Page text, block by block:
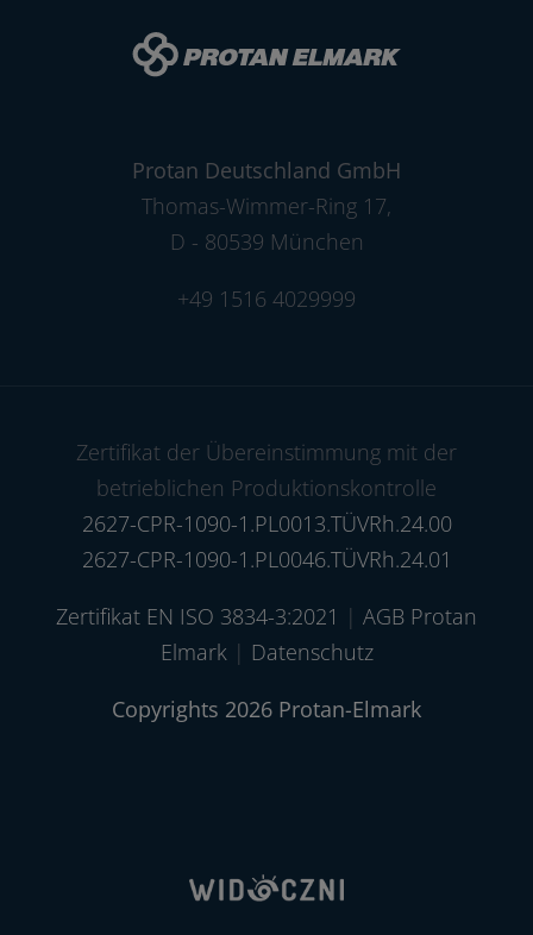
Protan Deutschland GmbH
Thomas-Wimmer-Ring 17,
D - 80539 München
+49 1516 4029999
Zertifikat der Übereinstimmung mit der
betrieblichen Produktionskontrolle
2627-CPR-1090-1.PL0013.TÜVRh.24.00
2627-CPR-1090-1.PL0046.TÜVRh.24.01
Zertifikat EN ISO 3834-3:2021 | AGB Protan
Elmark| Datenschutz
Copyrights 2026 Protan-Elmark